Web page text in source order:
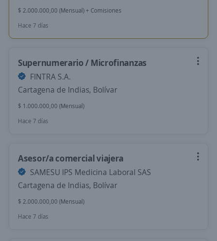
$ 2.000.000,00 (Mensual) + Comisiones
Hace 7 días
Supernumerario / Microfinanzas
FINTRA S.A.
Cartagena de Indias, Bolívar
$ 1.000.000,00 (Mensual)
Hace 7 días
Asesor/a comercial viajera
SAMESU IPS Medicina Laboral SAS
Cartagena de Indias, Bolívar
$ 2.000.000,00 (Mensual)
Hace 7 días